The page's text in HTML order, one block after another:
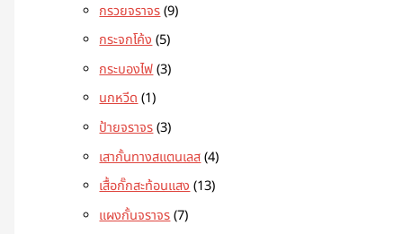
กรวยจราจร 9
กระจกโค้ง 5
กระบองไฟ 3
นกหวีด 1
ป้ายจราจร 3
เสากั้นทางสแตนเลส 4
เสื้อกั๊กสะท้อนแสง 13
แผงกั้นจราจร 7